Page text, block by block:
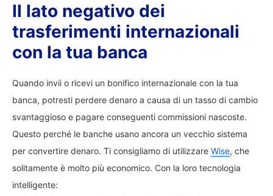
Il lato negativo dei
trasferimenti internazionali
con la tua banca
Quando invii o ricevi un bonifico internazionale con la tua
banca, potresti perdere denaro a causa di un tasso di cambio
svantaggioso e pagare conseguenti commissioni nascoste.
Questo perché le banche usano ancora un vecchio sistema
per convertire denaro. Ti consigliamo di utilizzare Wise, che
solitamente è molto più economico. Con la loro tecnologia
intelligente: